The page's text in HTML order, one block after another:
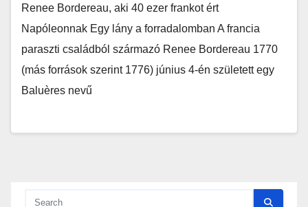
Renee Bordereau, aki 40 ezer frankot ért
Napóleonnak Egy lány a forradalomban A francia
paraszti családból származó Renee Bordereau 1770
(más források szerint 1776) június 4-én született egy
Baluères nevű